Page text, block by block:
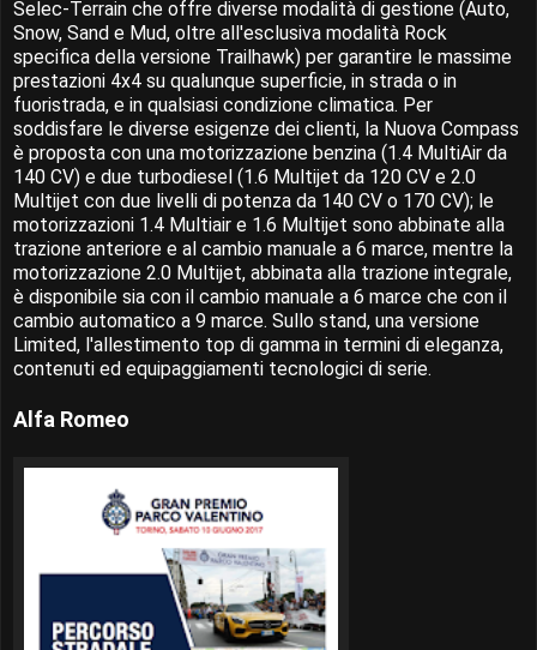
Selec-Terrain che offre diverse modalità di gestione (Auto,
Snow, Sand e Mud, oltre all'esclusiva modalità Rock
specifica della versione Trailhawk) per garantire le massime
prestazioni 4x4 su qualunque superficie, in strada o in
fuoristrada, e in qualsiasi condizione climatica. Per
soddisfare le diverse esigenze dei clienti, la Nuova Compass
è proposta con una motorizzazione benzina (1.4 MultiAir da
140 CV) e due turbodiesel (1.6 Multijet da 120 CV e 2.0
Multijet con due livelli di potenza da 140 CV o 170 CV); le
motorizzazioni 1.4 Multiair e 1.6 Multijet sono abbinate alla
trazione anteriore e al cambio manuale a 6 marce, mentre la
motorizzazione 2.0 Multijet, abbinata alla trazione integrale,
è disponibile sia con il cambio manuale a 6 marce che con il
cambio automatico a 9 marce. Sullo stand, una versione
Limited, l'allestimento top di gamma in termini di eleganza,
contenuti ed equipaggiamenti tecnologici di serie.
Alfa Romeo